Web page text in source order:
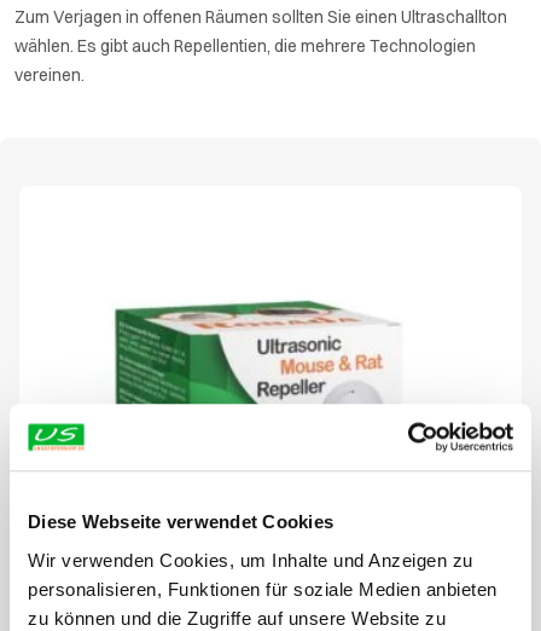
Diese Webseite verwendet Cookies
Wir verwenden Cookies, um Inhalte und Anzeigen zu
personalisieren, Funktionen für soziale Medien anbieten
zu können und die Zugriffe auf unsere Website zu
Zum Verjagen in offenen Räumen sollten Sie einen Ultraschallton
wählen. Es gibt auch Repellentien, die mehrere Technologien
vereinen.